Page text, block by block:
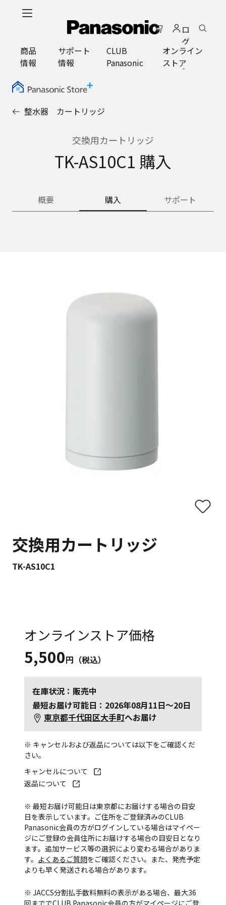
ロ
グ
イ
ン
商品
情報
サポート
情報
CLUB
Panasonic
オンライン
ストア
整水器 カートリッジ
交換用カートリッジ
TK-AS10C1 購入
概要 購入 サポート
交換用カートリッジ
TK-AS10C1
オンラインストア価格
5,500円（税込）
在庫状況：販売中
最短お届け可能日：2026年08月11日～20日
東京都千代田区大手町へお届け
※ キャンセルおよび返品については以下をご確認くだ
さい。
キャンセルについて
返品について
※ 最短お届け可能日は東京都にお届けする場合の目安
日を表示しています。ご住所をご登録済みのCLUB
Panasonic会員の方がログインしている場合はマイペー
ジにご登録の会員住所にお届けする場合の目安日となり
ます。追加サービス等の選択により変わる場合がありま
す。 よくあるご質問をご確認ください。また、発売予定
よりも早く発送される場合があります。
※ JACCS分割払手数料無料の表示がある場合、最大36
回まででCLUB Panasonic会員の方がマイページにご登